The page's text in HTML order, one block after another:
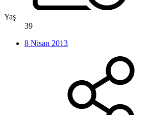
Yaş
39
8 Nisan 2013